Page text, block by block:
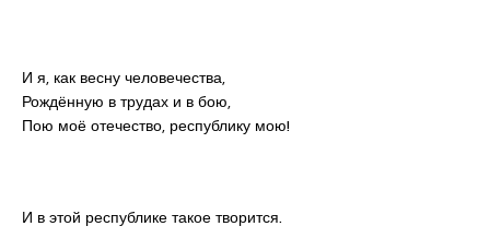
И я, как весну человечества,
Рождённую в трудах и в бою,
Пою моё отечество, республику мою!
И в этой республике такое творится.